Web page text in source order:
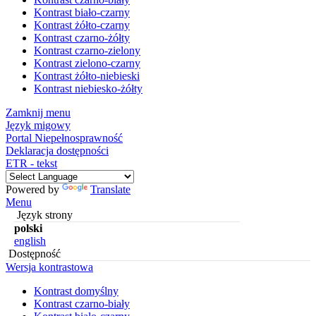
Kontrast biało-czarny
Kontrast żółto-czarny
Kontrast czarno-żółty
Kontrast czarno-zielony
Kontrast zielono-czarny
Kontrast żółto-niebieski
Kontrast niebiesko-żółty
Zamknij menu
Język migowy
Portal Niepełnosprawność
Deklaracja dostępności
ETR - tekst
Powered by
Translate
Menu
Język strony
polski
english
Dostępność
Wersja kontrastowa
Kontrast domyślny
Kontrast czarno-biały